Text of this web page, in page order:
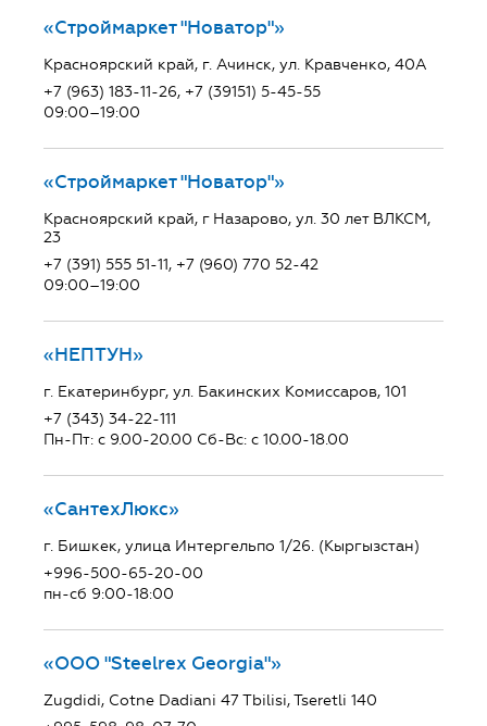
«Строймаркет "Новатор"»
Красноярский край, г. Ачинск, ул. Кравченко, 40А
+7 (963) 183-11-26, +7 (39151) 5-45-55
09:00–19:00
«Строймаркет "Новатор"»
Красноярский край, г Назарово, ул. 30 лет ВЛКСМ,
23
+7 (391) 555 51-11, +7 (960) 770 52-42
09:00–19:00
«НЕПТУН»
г. Екатеринбург, ул. Бакинских Комиссаров, 101
+7 (343) 34-22-111
Пн-Пт: с 9.00-20.00 Сб-Вс: с 10.00-18.00
«СантехЛюкс»
г. Бишкек, улица Интергельпо 1/26. (Кыргызстан)
+996-500-65-20-00
пн-сб 9:00-18:00
«ООО "Steelrex Georgia"»
Zugdidi, Cotne Dadiani 47 Tbilisi, Tseretli 140